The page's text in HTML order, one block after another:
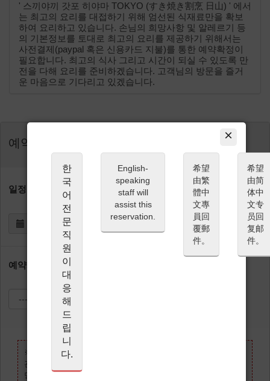
×
한
국
어
전
문
직
원
이
대
응
해
드
립
니
다.
English-
speaking
staff will
assist this
reservation.
希望
由繁
體中
文專
員回
覆郵
件。
希望
由简
体中
文专
员回
复邮
件。
' 스끼야끼 갓포 히야마 TOKYO (すき焼き割烹 日山) ' 에서
는 최고의 요리를 대접하기 위해 엄선된 식재료만을 확보
하여 요리하고 있습니다. 손님의 희망사항 및 알레르기 등
의 기본정보를 토대로 최고의 요리를 제공하기 위해서는
사전결제(paypal 혹은 신용카드 지불)를 통한 예약확정이
필요합니다. 최고의 식사 그리고 시간이 되실 수 있도록 만
전을 다해 요리를 준비하겠습니다. 고객님의 방문을 즐거
운 마음으로 기다리고 있겠습니다.
예약
일정 (JST)
예약시간 (JST)
※17:00 및 19:30 예약은 다음 손님 도착 시간 및 영업 종료 시간
관계로 좌석 이용 시간이 2시간으로 제한되어 있습니다.
당일 늦게 도착하셔도 이용 시간의 연장은 불가능하오니, 시간